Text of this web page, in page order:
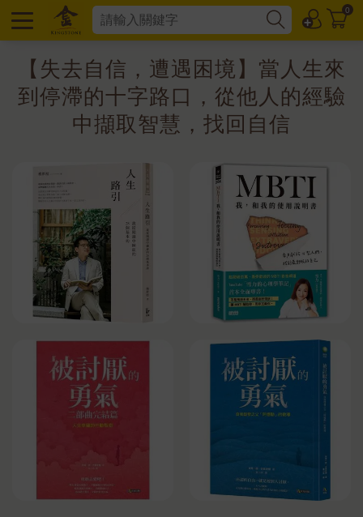
0
【失去自信，遭遇困境】當人生來
到停滯的十字路口，從他人的經驗
中擷取智慧，找回自信